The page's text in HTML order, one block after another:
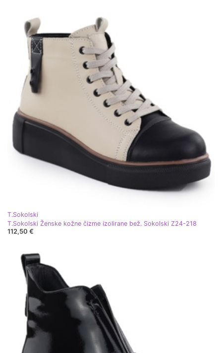
T.Sokolski
T.Sokolski Ženske kožne čizme izolirane bež. Sokolski Z24-218
112,50 €